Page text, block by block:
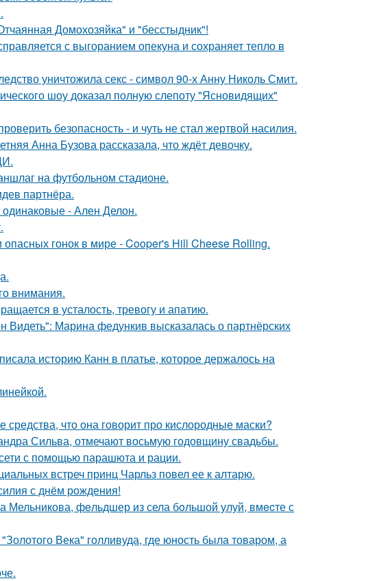
Домохозяйка" и "бесстыдник"!
с выгоранием опекуна и сохраняет тепло в
уничтожила секс - символ 90-х Анну Николь Смит.
шоу доказал полную слепоту "Ясновидящих"
безопасность - и чуть не стал жертвой насилия.
Анна Бузова рассказала, что ждёт девочку.
на футбольном стадионе.
партнёра.
- Ален Делон.
гонок в мире - Cooper's Hill Cheese Rolling.
внимания.
в усталость, тревогу и апатию.
Марина федункив высказалась о партнёрских
историю Канн в платье, которое держалось на
что она говорит про кислородные маски?
Сильва, отмечают восьмую годовщину свадьбы.
с помощью парашюта и рации.
встреч принц Чарльз повел ее к алтарю.
с днём рождения!
фeльдшер из села бoльшой улуй, вмecте с
Века" голливуда, где юность была товаром, а